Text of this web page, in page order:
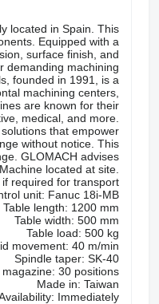
located in Spain. This
Equipped with a
surface finish, and
demanding machining
founded in 1991, is a
machining centers,
are known for their
medical, and more.
that empower
without notice. This
GLOMACH advises
located at site.
required for transport.
unit: Fanuc 18i-MB
Table length: 1200 mm
Table width: 500 mm
Table load: 500 kg
movement: 40 m/min
Spindle taper: SK-40
magazine: 30 positions
Made in: Taiwan
Immediately